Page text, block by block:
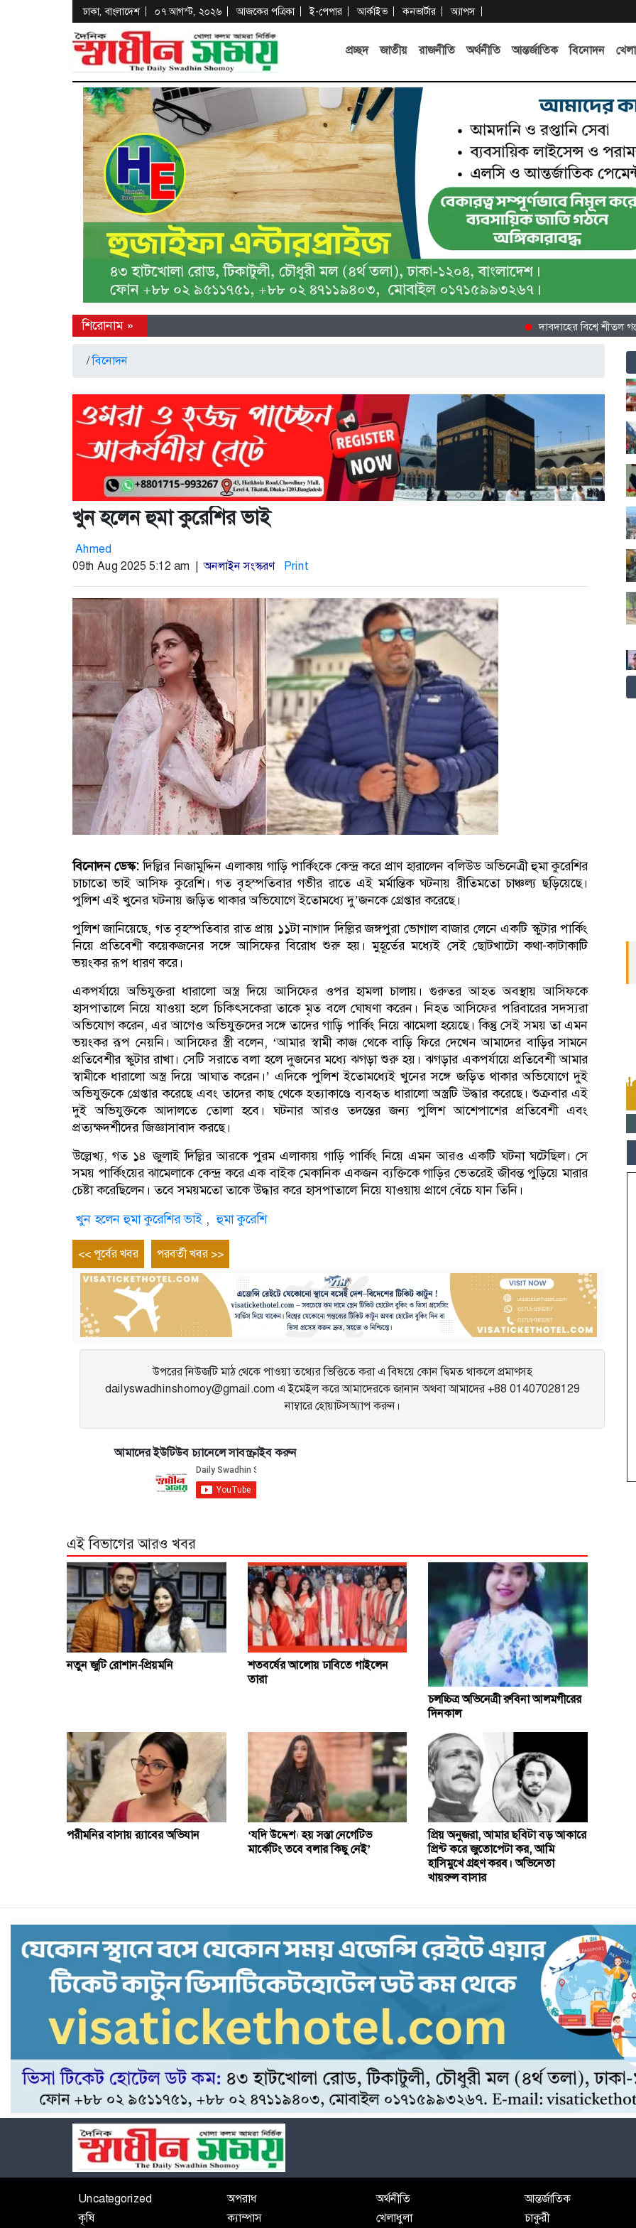
ঢাকা, বাংলাদেশ ০৭ আগস্ট, ২০২৬ আজকের পত্রিকা ই-পেপার আর্কাইভ কনভার্টার অ্যাপস
প্রচ্ছদ জাতীয় রাজনীতি অর্থনীতি আন্তর্জাতিক বিনোদন
দাবদাহের বিশ্বে শীতল গন্তব্য
/বিনোদন
খুন হলেন হুমা কুরেশির ভাই
Ahmed
09th Aug 2025 5:12 am |অনলাইন সংস্করণ Print
বিনোদন ডেস্ক:দিল্লির নিজামুদ্দিন এলাকায় গাড়ি পার্কিংকে কেন্দ্র করে প্রাণ হারালেন বলিউড অভিনেত্রী হুমা কুরেশির
চাচাতো ভাই আসিফ কুরেশি। গত বৃহস্পতিবার গভীর রাতে এই মর্মান্তিক ঘটনায় রীতিমতো চাঞ্চল্য ছড়িয়েছে।
পুলিশ এই খুনের ঘটনায় জড়িত থাকার অভিযোগে ইতোমধ্যে দু’জনকে গ্রেপ্তার করেছে।
পুলিশ জানিয়েছে, গত বৃহস্পতিবার রাত প্রায় ১১টা নাগাদ দিল্লির জঙ্গপুরা ভোগাল বাজার লেনে একটি স্কুটার পার্কিং
নিয়ে প্রতিবেশী কয়েকজনের সঙ্গে আসিফের বিরোধ শুরু হয়। মুহূর্তের মধ্যেই সেই ছোটখাটো কথা-কাটাকাটি
ভয়ংকর রূপ ধারণ করে।
একপর্যায়ে অভিযুক্তরা ধারালো অস্ত্র দিয়ে আসিফের ওপর হামলা চালায়। গুরুতর আহত অবস্থায় আসিফকে
হাসপাতালে নিয়ে যাওয়া হলে চিকিৎসকেরা তাকে মৃত বলে ঘোষণা করেন। নিহত আসিফের পরিবারের সদস্যরা
অভিযোগ করেন, এর আগেও অভিযুক্তদের সঙ্গে তাদের গাড়ি পার্কিং নিয়ে ঝামেলা হয়েছে। কিন্তু সেই সময় তা এমন
ভয়ংকর রূপ নেয়নি। আসিফের স্ত্রী বলেন, ‘আমার স্বামী কাজ থেকে বাড়ি ফিরে দেখেন আমাদের বাড়ির সামনে
প্রতিবেশীর স্কুটার রাখা। সেটি সরাতে বলা হলে দুজনের মধ্যে ঝগড়া শুরু হয়। ঝগড়ার একপর্যায়ে প্রতিবেশী আমার
স্বামীকে ধারালো অস্ত্র দিয়ে আঘাত করেন।’ এদিকে পুলিশ ইতোমধ্যেই খুনের সঙ্গে জড়িত থাকার অভিযোগে দুই
অভিযুক্তকে গ্রেপ্তার করেছে এবং তাদের কাছ থেকে হত্যাকাণ্ডে ব্যবহৃত ধারালো অস্ত্রটি উদ্ধার করেছে। শুক্রবার এই
দুই অভিযুক্তকে আদালতে তোলা হবে। ঘটনার আরও তদন্তের জন্য পুলিশ আশেপাশের প্রতিবেশী এবং
প্রত্যক্ষদর্শীদের জিজ্ঞাসাবাদ করছে।
উল্লেখ্য, গত ১৪ জুলাই দিল্লির আরকে পুরম এলাকায় গাড়ি পার্কিং নিয়ে এমন আরও একটি ঘটনা ঘটেছিল। সে
সময় পার্কিংয়ের ঝামেলাকে কেন্দ্র করে এক বাইক মেকানিক একজন ব্যক্তিকে গাড়ির ভেতরেই জীবন্ত পুড়িয়ে মারার
চেষ্টা করেছিলেন। তবে সময়মতো তাকে উদ্ধার করে হাসপাতালে নিয়ে যাওয়ায় প্রাণে বেঁচে যান তিনি।
খুন হলেন হুমা কুরেশির ভাই ,হুমা কুরেশি
Post
navigation
<< পূর্বের খবর
Previous
entry
পরবর্তী খবর >>
উপরের নিউজটি মাঠ থেকে পাওয়া তথ্যের ভিত্তিতে করা এ বিষয়ে কোন দ্বিমত থাকলে প্রমাণসহ
dailyswadhinshomoy@gmail.com এ ইমেইল করে আমাদেরকে জানান অথবা আমাদের +88 01407028129
নাম্বারে হোয়াটসঅ্যাপ করুন।
আমাদের ইউটিউব চ্যানেলে সাবস্ক্রাইব করুন
এই বিভাগের আরও খবর
নতুন জুটি রোশান-প্রিয়মনি
শতবর্ষের আলোয় ঢাবিতে গাইলেন
তারা
চলচ্চিত্র অভিনেত্রী রুবিনা আলমগীরের
দিনকাল
পরীমনির বাসায় র‌্যাবের অভিযান
‘যদি উদ্দেশ্য হয় সস্তা নেগেটিভ
মার্কেটিং তবে বলার কিছু নেই’
প্রিয় অনুজরা, আমার ছবিটা বড় আকারে
প্রিন্ট করে জুতোপেটা কর, আমি
হাসিমুখে গ্রহণ করব। অভিনেতা
খায়রুল বাসার
Uncategorized অপরাধ অর্থনীতি
আন্তর্জাতিক
কৃষি
ক্যাম্পাস খেলাধুলা চাকুরী